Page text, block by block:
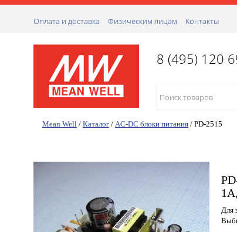
Оплата и доставка Физическим лицам Контакты
8 (495) 120
Mean Well / Каталог / AC-DC блоки питания / PD-2515
Для